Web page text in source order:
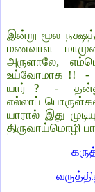
இன்று மூல
மணவாள
அருளாலே,
உய்வோமாக !! -
யார் ? -
எல்லாப்
யாரால் இது
திருவாய்மொழி